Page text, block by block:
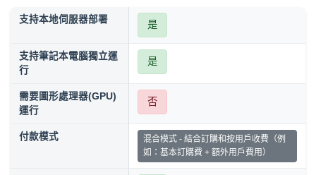
支持本地伺服器部署 是
支持筆記本電腦獨立運
行
是
需要圖形處理器(GPU)
運行
否
付款模式
混合模式 - 結合訂購和按用戶收費（例
如：基本訂購費 + 額外用戶費用）